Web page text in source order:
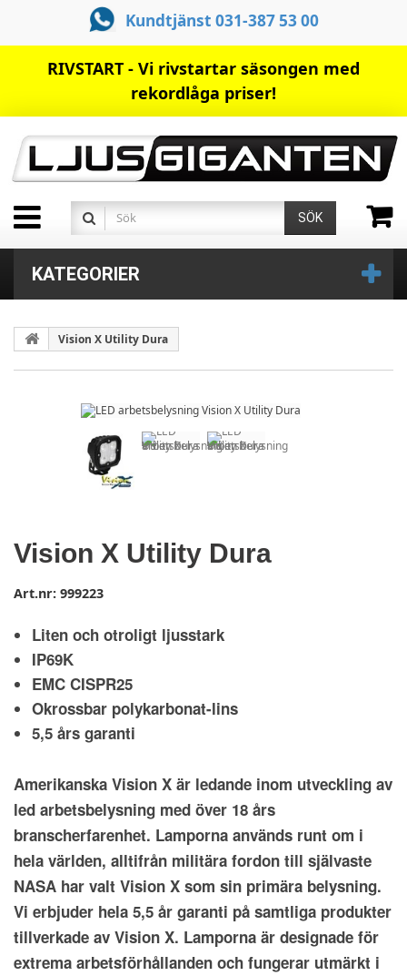
Kundtjänst 031-387 53 00
RIVSTART - Vi rivstartar säsongen med
rekordlåga priser!
SÖK
KATEGORIER
Vision X Utility Dura
Vision X Utility Dura
Art.nr: 999223
Liten och otroligt ljusstark
IP69K
EMC CISPR25
Okrossbar polykarbonat-lins
5,5 års garanti
Amerikanska Vision X är ledande inom utveckling av
led arbetsbelysning med över 18 års
branscherfarenhet. Lamporna används runt om i
hela världen, alltifrån militära fordon till självaste
NASA har valt Vision X som sin primära belysning.
Vi erbjuder hela 5,5 år garanti på samtliga produkter
tillverkade av Vision X. Lamporna är designade för
extrema arbetsförhållanden och fungerar utmärkt i